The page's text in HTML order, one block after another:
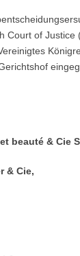
Court of Justice
beauté & Cie
& Cie,